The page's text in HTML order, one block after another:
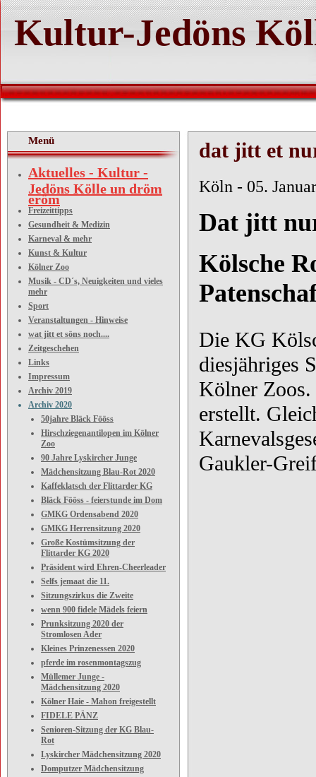
Kultur-Jedöns
Menü
Aktuelles - Kultur -
Jedöns Kölle un dröm
eröm
Freizeittipps
Gesundheit & Medizin
Karneval & mehr
Kunst & Kultur
Kölner Zoo
Musik - CD´s, Neuigkeiten und vieles
mehr
Sport
Veranstaltungen - Hinweise
wat jitt et söns noch....
Zeitgeschehen
Links
Impressum
Archiv 2019
Archiv 2020
50jahre Bläck Fööss
Hirschziegenantilopen im Kölner
Zoo
90 Jahre Lyskircher Junge
Mädchensitzung Blau-Rot 2020
Kaffeklatsch der Flittarder KG
Bläck Fööss - feierstunde im Dom
GMKG Ordensabend 2020
GMKG Herrensitzung 2020
Große Kostümsitzung der
Flittarder KG 2020
Präsident wird Ehren-Cheerleader
Selfs jemaat die 11.
Sitzungszirkus die Zweite
wenn 900 fidele Mädels feiern
Prunksitzung 2020 der
Stromlosen Ader
Kleines Prinzenessen 2020
pferde im rosenmontagszug
Müllemer Junge -
Mädchensitzung 2020
Kölner Haie - Mahon freigestellt
FIDELE PÄNZ
Senioren-Sitzung der KG Blau-
Rot
Lyskircher Mädchensitzung 2020
Domputzer Mädchensitzung
dat jitt et
Köln - 05.
Dat jitt
Kölsche
Die KG
diesjähriges
Kölner Zoos.
erstellt.
Gaukler-